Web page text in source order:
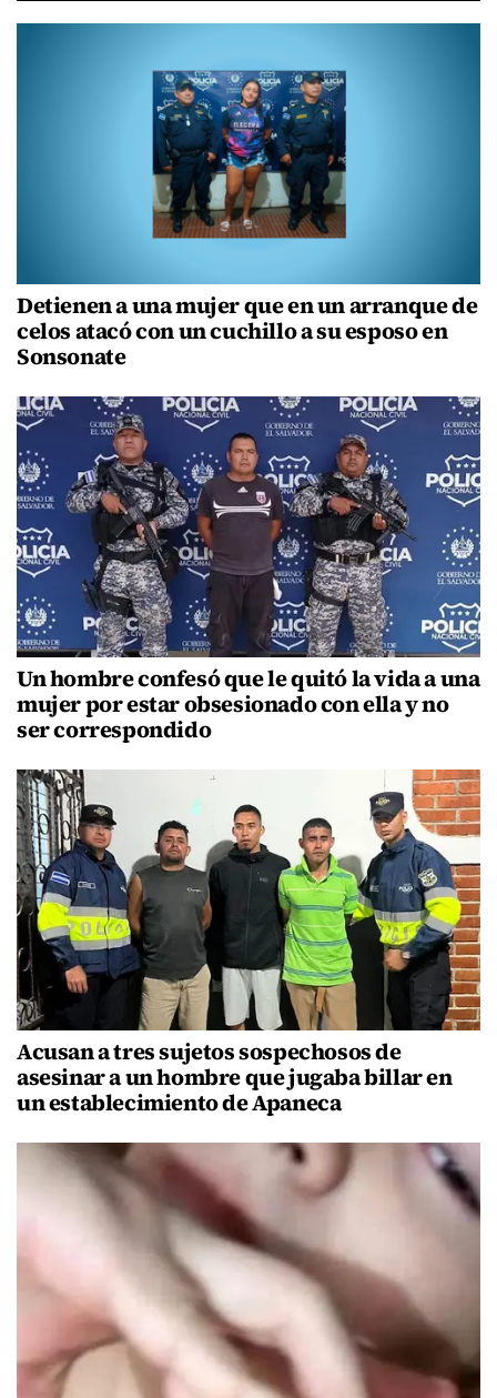
Detienen a una mujer que en un arranque de
celos atacó con un cuchillo a su esposo en
Sonsonate
Un hombre confesó que le quitó la vida a una
mujer por estar obsesionado con ella y no
ser correspondido
Acusan a tres sujetos sospechosos de
asesinar a un hombre que jugaba billar en
un establecimiento de Apaneca